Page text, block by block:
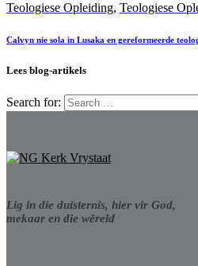
Teologiese Opleiding, Teologiese
Calvyn nie sola in Lusaka en gereformeerde
Lees blog-artikels
Search for:
Lig in die duisternis, hier vir God,
mekaar en die wêreld